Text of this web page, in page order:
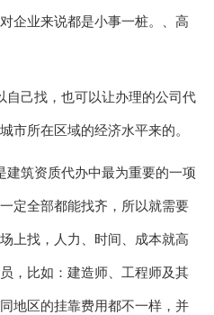
企业来说都是小事一桩。、高
自己找，也可以让办理的公司代
市所在区域的经济水平来的。
筑资质代办中最为重要的一项
定全部都能找齐，所以就需要
上找，人力、时间、成本就高
，比如：建造师、工程师及其
地区的挂靠费用都不一样，并